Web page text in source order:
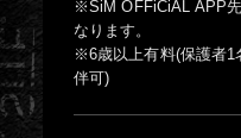
※SiM OFFiCiAL APP
なります。
※6歳以上有料(保護者1
伴可)